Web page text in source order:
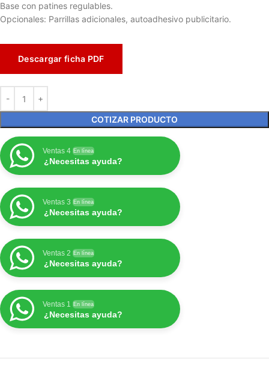
Base con patines regulables.
Opcionales: Parrillas adicionales, autoadhesivo publicitario.
Descargar ficha PDF
COTIZAR PRODUCTO
Ventas 4 En línea
¿Necesitas ayuda?
Ventas 3 En línea
¿Necesitas ayuda?
Ventas 2 En línea
¿Necesitas ayuda?
Ventas 1 En línea
¿Necesitas ayuda?